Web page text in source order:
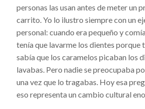
personas las usan antes de meter un
carrito. Yo lo ilustro siempre con un
personal: cuando era pequeño y
tenía que lavarme los dientes porque
sabía que los caramelos picaban los
lavabas. Pero nadie se preocupaba
una vez que lo tragabas. Hoy esa
eso representa un cambio cultural